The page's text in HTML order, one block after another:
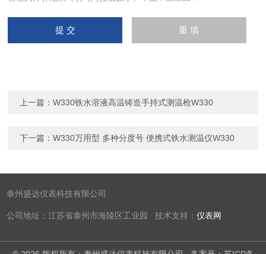
上一篇：W330铁水溶液高温铸造手持式测温枪W330
下一篇：W330万用型 多种分度号 便携式铁水测温仪W330
泰州盛达仪表科技有限公司
公司地址：江苏省泰州市海陵区工业园 技术支持：仪表网